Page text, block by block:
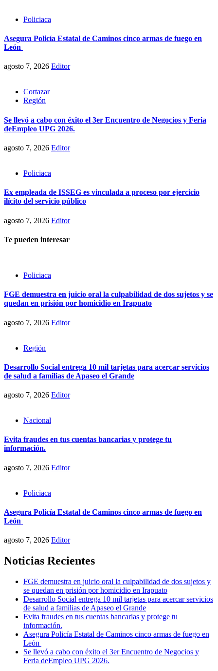
Policiaca
Asegura Policía Estatal de Caminos cinco armas de fuego en
León
agosto 7, 2026 Editor
Cortazar
Región
Se llevó a cabo con éxito el 3er Encuentro de Negocios y Feria
deEmpleo UPG 2026.
agosto 7, 2026 Editor
Policiaca
Ex empleada de ISSEG es vinculada a proceso por ejercicio
ilícito del servicio público
agosto 7, 2026 Editor
Te pueden interesar
Policiaca
FGE demuestra en juicio oral la culpabilidad de dos sujetos y se
quedan en prisión por homicidio en Irapuato
agosto 7, 2026 Editor
Región
Desarrollo Social entrega 10 mil tarjetas para acercar servicios
de salud a familias de Apaseo el Grande
agosto 7, 2026 Editor
Nacional
Evita fraudes en tus cuentas bancarias y protege tu
información.
agosto 7, 2026 Editor
Policiaca
Asegura Policía Estatal de Caminos cinco armas de fuego en
León
agosto 7, 2026 Editor
Noticias Recientes
FGE demuestra en juicio oral la culpabilidad de dos sujetos y
se quedan en prisión por homicidio en Irapuato
Desarrollo Social entrega 10 mil tarjetas para acercar servicios
de salud a familias de Apaseo el Grande
Evita fraudes en tus cuentas bancarias y protege tu
información.
Asegura Policía Estatal de Caminos cinco armas de fuego en
León
Se llevó a cabo con éxito el 3er Encuentro de Negocios y
Feria deEmpleo UPG 2026.